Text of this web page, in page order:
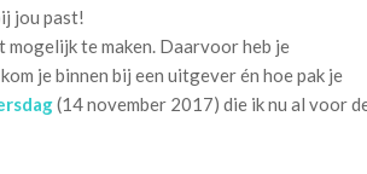
jou past!
mogelijk te maken. Daarvoor heb je
je binnen bij een uitgever én hoe pak je
(14 november 2017) die ik nu al voor